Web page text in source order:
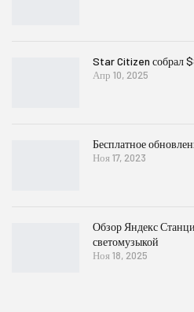
Star Citizen собрал
Апр 10, 2025
Бесплатное
Ноя 17, 2023
Обзор Яндекс
светомузыкой
Ноя 18, 2025